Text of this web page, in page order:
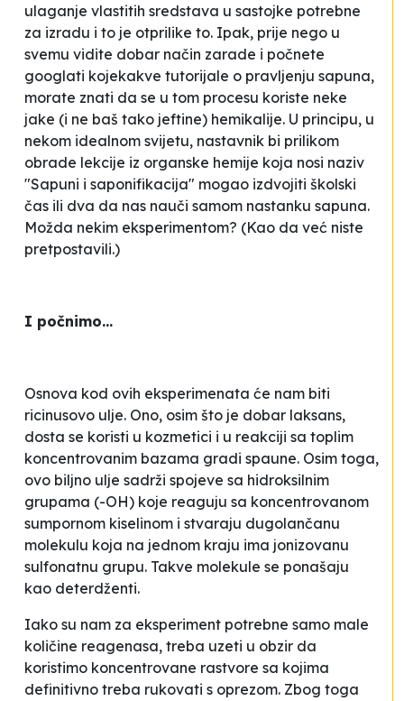
ulaganje vlastitih sredstava u sastojke potrebne
za izradu i to je otprilike to. Ipak, prije nego u
svemu vidite dobar način zarade i počnete
googlati kojekakve tutorijale o pravljenju sapuna,
morate znati da se u tom procesu koriste neke
jake (i ne baš tako jeftine) hemikalije. U principu, u
nekom idealnom svijetu, nastavnik bi prilikom
obrade lekcije iz organske hemije koja nosi naziv
"Sapuni i saponifikacija" mogao izdvojiti školski
čas ili dva da nas nauči samom nastanku sapuna.
Možda nekim eksperimentom? (Kao da već niste
pretpostavili.)
I počnimo...
Osnova kod ovih eksperimenata će nam biti
ricinusovo ulje. Ono, osim što je dobar laksans,
dosta se koristi u kozmetici i u reakciji sa toplim
koncentrovanim bazama gradi spaune. Osim toga,
ovo biljno ulje sadrži spojeve sa hidroksilnim
grupama (-OH) koje reaguju sa koncentrovanom
sumpornom kiselinom i stvaraju dugolančanu
molekulu koja na jednom kraju ima jonizovanu
sulfonatnu grupu. Takve molekule se ponašaju
kao deterdženti.
Iako su nam za eksperiment potrebne samo male
količine reagenasa, treba uzeti u obzir da
koristimo koncentrovane rastvore sa kojima
definitivno treba rukovati s oprezom. Zbog toga